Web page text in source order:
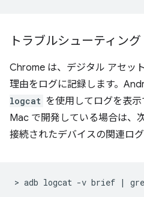
トラブルシューティング
Chrome は、デジタル アセッ
理由をログに記録します。
logcat を使用してログを表
Mac で開発している場合は、
接続されたデバイスの関連ログ
> adb logcat -v brief |